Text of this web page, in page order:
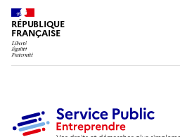
RÉPUBLIQUE
FRANÇAISE